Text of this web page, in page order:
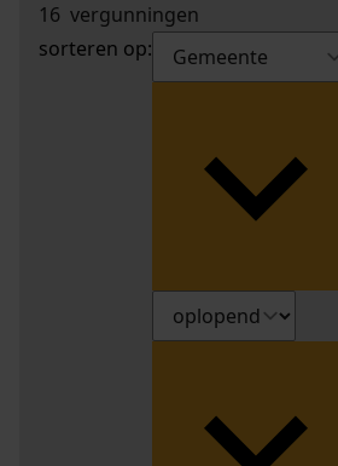
16 vergunningen
sorteren op: